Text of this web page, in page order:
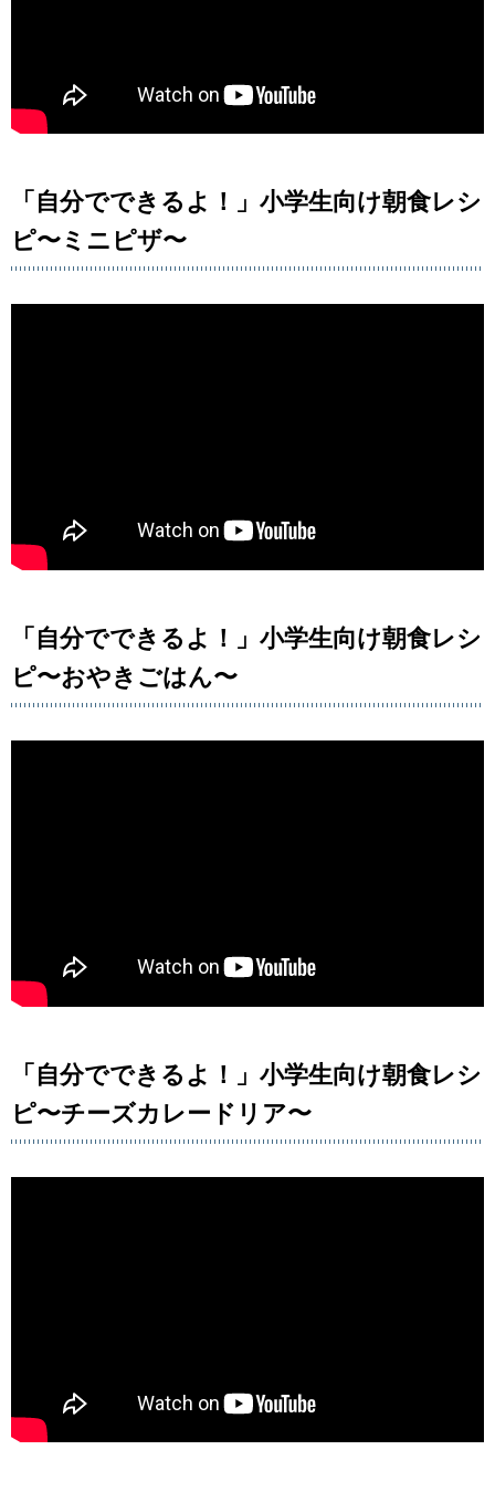
「自分でできるよ！」小学生向け朝食レシ
ピ〜ミニピザ〜
「自分でできるよ！」小学生向け朝食レシ
ピ〜おやきごはん〜
「自分でできるよ！」小学生向け朝食レシ
ピ〜チーズカレードリア〜